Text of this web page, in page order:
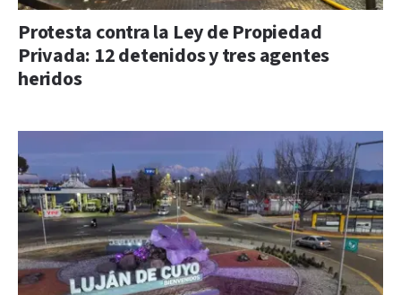
Protesta contra la Ley de Propiedad
Privada: 12 detenidos y tres agentes
heridos